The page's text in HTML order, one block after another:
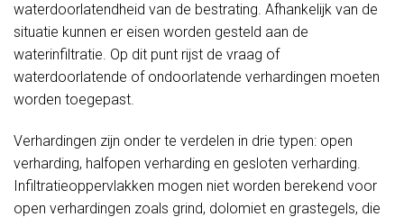
waterdoorlatendheid van de bestrating. Afhankelijk van de
situatie kunnen er eisen worden gesteld aan de
waterinfiltratie. Op dit punt rijst de vraag of
waterdoorlatende of ondoorlatende verhardingen moeten
worden toegepast.
Verhardingen zijn onder te verdelen in drie typen: open
verharding, halfopen verharding en gesloten verharding.
Infiltratieoppervlakken mogen niet worden berekend voor
open verhardingen zoals grind, dolomiet en grastegels, die